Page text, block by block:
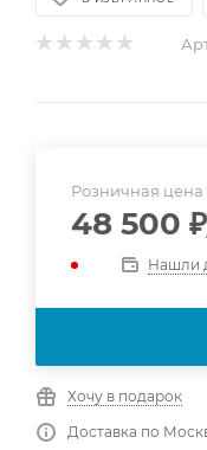
Розничная цена
48 500 ₽
Нашли
Хочу в подарок
Доставка по